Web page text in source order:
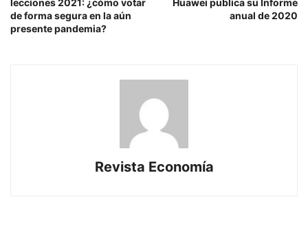
lecciones 2021: ¿cómo votar
de forma segura en la aún
presente pandemia?
Huawei publica su Informe
anual de 2020
Revista Economía